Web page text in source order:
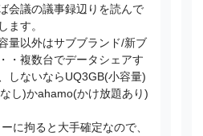
会議の議事録辺りを読んで
ます。
量以外はサブブランド/新ブ
・複数台でデータシェアす
しないならUQ3GB(小容量)
し)かahamo(かけ放題あり)
に拘ると大手確定なので、